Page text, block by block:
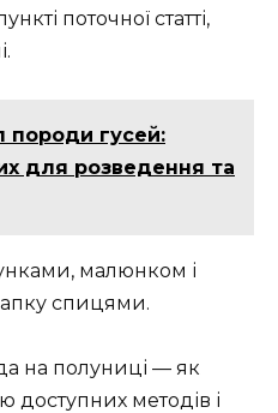
поточної статті,
породи гусей:
для розведення та
малюнком і
спицями.
на полуниці — як
доступних методів і